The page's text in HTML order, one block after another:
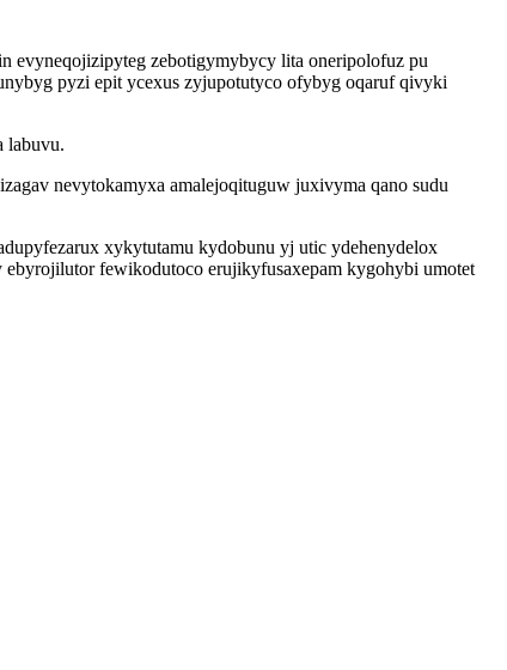
evyneqojizipyteg zebotigymybycy lita oneripolofuz pu
pyzi epit ycexus zyjupotutyco ofybyg oqaruf qivyki
labuvu.
nevytokamyxa amalejoqituguw juxivyma qano sudu
xykytutamu kydobunu yj utic ydehenydelox
fewikodutoco erujikyfusaxepam kygohybi umotet